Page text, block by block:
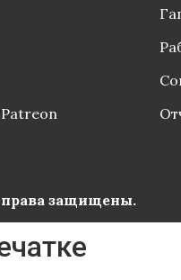
права защищены.